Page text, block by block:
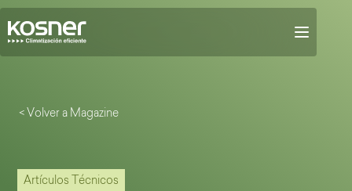
< Volver a Magazine
Artículos Técnicos